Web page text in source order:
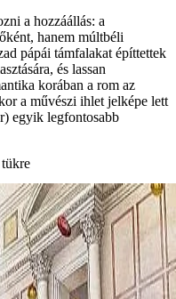
a hozzáállás: a
hanem múltbéli
pápái támfalakat építtettek
és lassan
korában a rom az
a művészi ihlet jelképe lett
egyik legfontosabb